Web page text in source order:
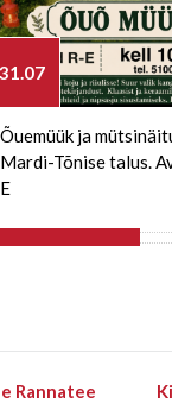
31.07
Õuemüük ja
Mardi-Tõnise talus.
E
Rannatee